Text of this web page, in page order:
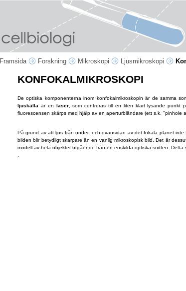
Framsida Forskning Mikroskopi Ljusmikroskopi
KONFOKALMIKROSKOPI
De optiska komponenterna inom konfokalmikroskopin är de samma
ljuskälla är en laser, som centreras till en liten klart lysande punkt
fluorescensen skärps med hjälp av en aperturbländare (ett s.k. "pinhole
På grund av att ljus från under- och ovansidan av det fokala planet
bilden blir betydligt skarpare än en vanlig mikroskopisk bild. Det är
modell av hela objektet utgående från en enskilda optiska snitten. Detta